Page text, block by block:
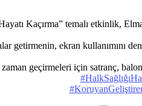
Kaçırma” temalı etkinlik,
getirmenin, ekran kullanımını
geçirmeleri için satranç,